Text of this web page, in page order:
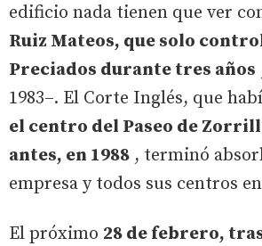
edificio nada tienen que ver
Ruiz Mateos, que solo
Preciados durante tres años
1983–. El Corte Inglés, que
el centro del Paseo de
antes, en 1988 , terminó
empresa y todos sus centros
El próximo 28 de febrero,